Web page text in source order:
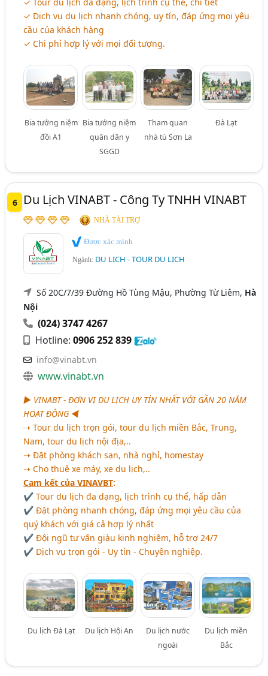
✓ Tour du lịch đa dạng, lịch trình cụ thể, chi tiết
✓ Dịch vụ du lịch nhanh chóng, uy tín, đáp ứng mọi yêu
cầu của khách hàng
✓ Chi phí hợp lý với mọi đối tượng.
Bia tưởng niệm
đồi A1
Bia tưởng niệm
quân dân y
SGGD
Tham quan
nhà tù Sơn La
Đà Lạt
6 Du Lịch VINABT - Công Ty TNHH VINABT
NHÀ TÀI TRỢ
Được xác minh
Ngành: DU LỊCH - TOUR DU LỊCH
Số 20C/7/39 Đường Hồ Tùng Mậu, Phường Từ Liêm, Hà
Nội
(024) 3747 4267
Hotline:0906 252 839
info@vinabt.vn
www.vinabt.vn
► VINABT - ĐƠN VỊ DU LỊCH UY TÍN NHẤT VỚI GẦN 20 NĂM
HOẠT ĐỘNG ◄
➝ Tour du lịch trọn gói, tour du lịch miền Bắc, Trung,
Nam, tour du lịch nội địa,..
➝ Đặt phòng khách sạn, nhà nghỉ, homestay
➝ Cho thuê xe máy, xe du lịch,..
Cam kết của VINAVBT:
✔ Tour du lịch đa dạng, lịch trình cụ thể, hấp dẫn
✔ Đặt phòng nhanh chóng, đáp ứng mọi yêu cầu của
quý khách với giá cả hợp lý nhất
✔ Đội ngũ tư vấn giàu kinh nghiệm, hỗ trợ 24/7
✔ Dịch vụ trọn gói - Uy tín - Chuyên nghiệp.
Du lịch Đà Lạt Du lịch Hội An
Du lịch nước
ngoài
Du lịch miền
Bắc